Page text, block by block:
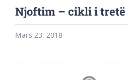
Njoftim – cikli i tretë
Mars 23, 2018